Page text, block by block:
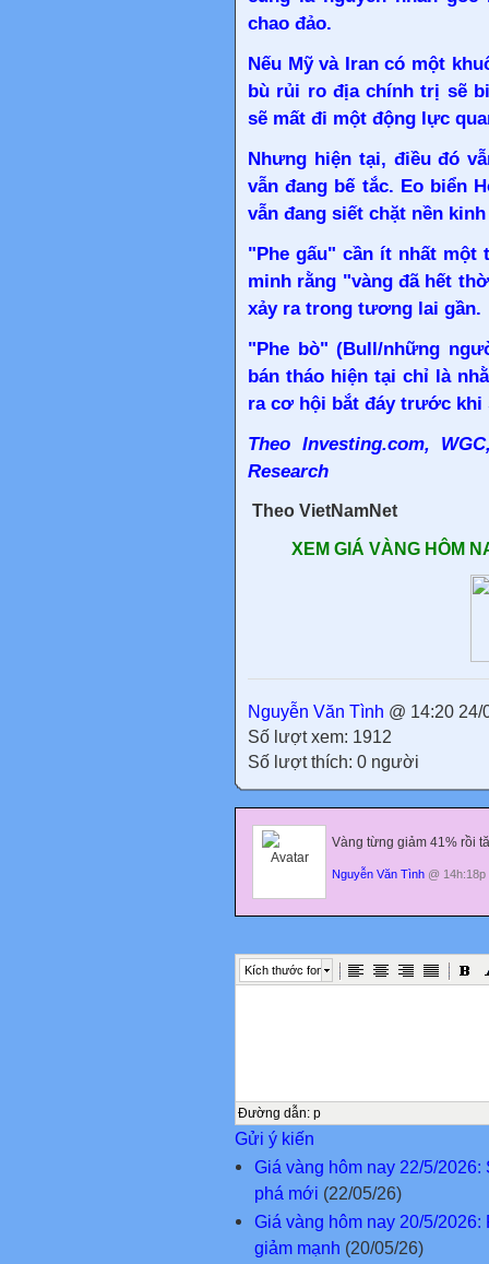
chao đảo.
Nếu Mỹ và Iran có một
bù rủi ro địa chính trị sẽ
sẽ mất đi một động lực
Nhưng hiện tại, điều đó
vẫn đang bế tắc. Eo biển
vẫn đang siết chặt nền
"Phe gấu" cần ít nhất một
minh rằng "vàng đã hết
xảy ra trong tương lai gần.
"Phe bò" (Bull/những
bán tháo hiện tại chỉ là
ra cơ hội bắt đáy trước khi
Theo Investing.com,
Research
Theo VietNamNet
XEM GIÁ VÀNG HÔM
Nguyễn Văn Tình @ 14:20 24/
Số lượt xem: 1912
Số lượt thích: 0 người
Vàng từng giảm 41% rồi
Nguyễn Văn Tình @ 14h:18p
Kích thước font
Đường dẫn: p
Gửi ý kiến
Giá vàng hôm nay 22/5/
phá mới (22/05/26)
Giá vàng hôm nay 20/5/
giảm mạnh (20/05/26)